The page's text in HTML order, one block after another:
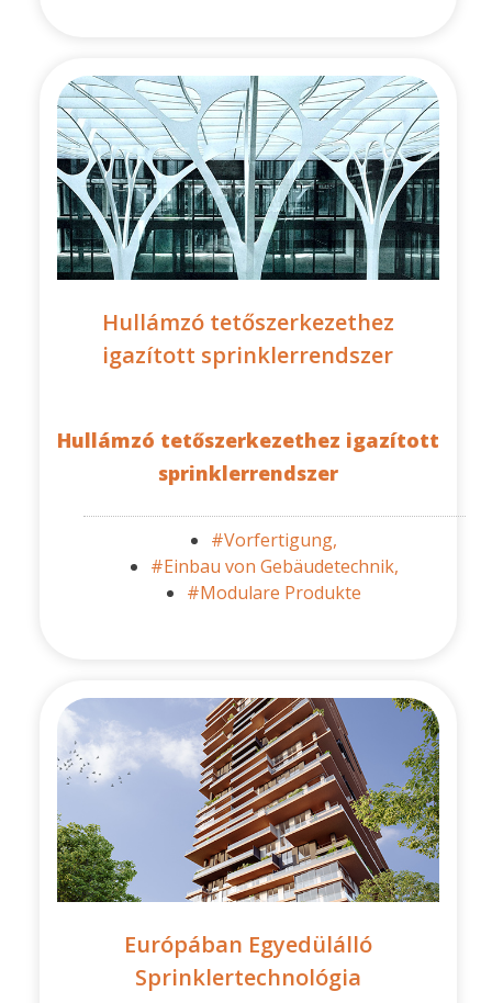
Hullámzó tetőszerkezethez
igazított sprinklerrendszer
Hullámzó tetőszerkezethez igazított
sprinklerrendszer
#Vorfertigung,
#Einbau von Gebäudetechnik,
#Modulare Produkte
Európában Egyedülálló
Sprinklertechnológia